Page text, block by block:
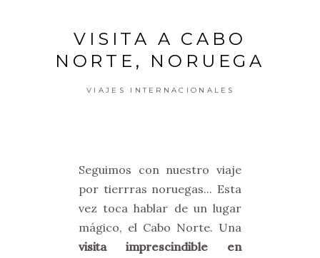
VISITA A CABO
NORTE, NORUEGA
VIAJES INTERNACIONALES
Seguimos con nuestro viaje
por tierrras noruegas... Esta
vez toca hablar de un lugar
mágico, el Cabo Norte. Una
visita imprescindible en